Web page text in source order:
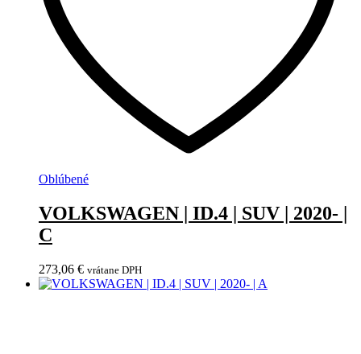
Oblúbené
VOLKSWAGEN | ID.4 | SUV | 2020- |
C
273,06 € vrátane DPH